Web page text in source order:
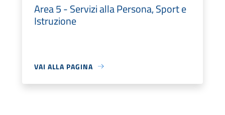
Area 5 - Servizi alla Persona, Sport e
Istruzione
VAI ALLA PAGINA